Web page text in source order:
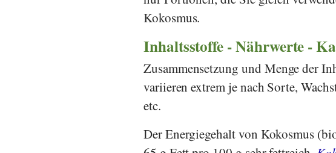
Kokosmus.
Inhaltsstoffe - Nährwerte -
Zusammensetzung und Menge der
variieren extrem je nach Sorte,
etc.
Der Energiegehalt von Kokosmus